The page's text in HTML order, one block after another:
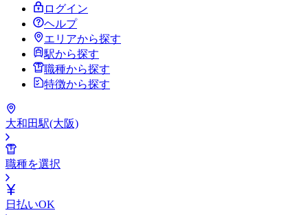
ログイン
ヘルプ
エリアから探す
駅から探す
職種から探す
特徴から探す
大和田駅(大阪)
職種を選択
日払いOK